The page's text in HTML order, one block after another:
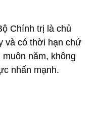
Chính trị là chủ
và có thời hạn chứ
năm, không
nhấn mạnh.